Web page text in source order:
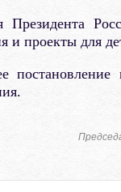
Президента
и проекты для